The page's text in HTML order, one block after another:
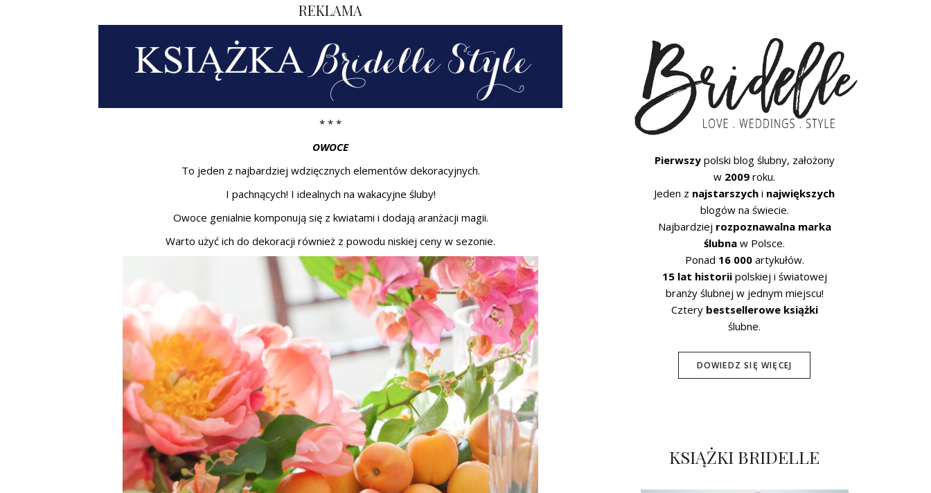
REKLAMA
* * *
OWOCE
To jeden z najbardziej wdzięcznych elementów dekoracyjnych.
I pachnących! I idealnych na wakacyjne śluby!
Owoce genialnie komponują się z kwiatami i dodają aranżacji magii.
Warto użyć ich do dekoracji również z powodu niskiej ceny w sezonie.
Pierwszypolski blog ślubny, założony
w 2009 roku.
Jeden z najstarszych i największych
blogów na świecie.
Najbardziej rozpoznawalna marka
ślubna w Polsce.
Ponad 16 000artykułów.
15 lat historiipolskiej i światowej
branży ślubnej w jednym miejscu!
Cztery bestsellerowe książki
ślubne.
DOWIEDZ SIĘ WIĘCEJ
KSIĄŻKI BRIDELLE